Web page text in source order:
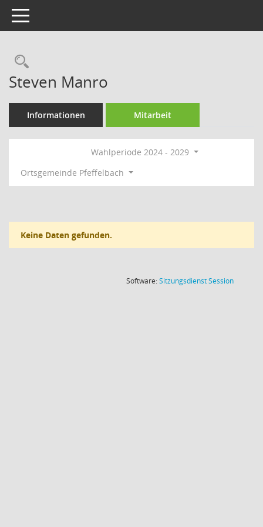
Toggle navigation
Rechercheauswahl
Steven Manro
Informationen Mitarbeit
Wahlperiode 2024 - 2029
Ortsgemeinde Pfeffelbach
Keine Daten gefunden.
Software:SitzungsdienstSession(Wird in